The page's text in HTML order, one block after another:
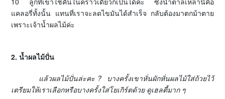
แคลอรี่ทั้งนั้น แทนที่เราจะลดไขมันได้สำเร็จ กลับต้องมาตกม้าตาย
เพราะเจ้าน้ำผลไม้ค่ะ
2. น้ำผลไม้ปั่น
แล้วผลไม้ปั่นล่ะคะ ?
บางครั้งเขาหั่นผักหั่นผลไม้ใส่ถ้วยไว้
เตรียมให้เราเลือกหรือบางครั้งใส่โยเกิร์ตด้วย ดูเฮลตี้มาก ๆ